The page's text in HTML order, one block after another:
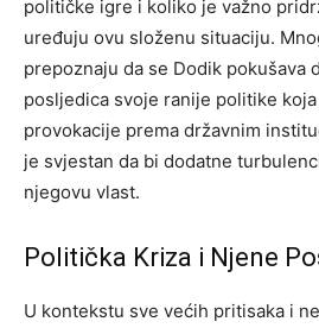
političke igre i koliko je važno
uređuju ovu složenu situaciju.
prepoznaju da se Dodik pokušava
posljedica svoje ranije politike
provokacije prema državnim
je svjestan da bi dodatne
njegovu vlast.
Politička Kriza i Njene
U kontekstu sve većih pritisaka i